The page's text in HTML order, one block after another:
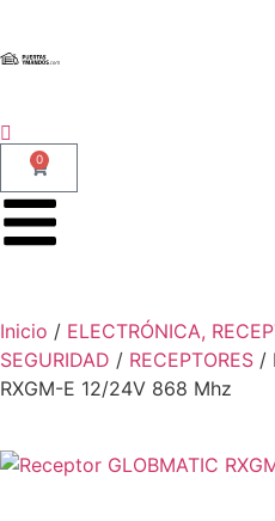
0
Inicio / ELECTRÓNICA,
SEGURIDAD / RECEPTORES /
RXGM-E 12/24V 868 Mhz